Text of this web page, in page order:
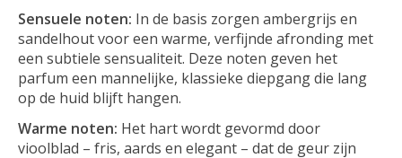
Sensuele noten: In de basis zorgen ambergrijs en
sandelhout voor een warme, verfijnde afronding met
een subtiele sensualiteit. Deze noten geven het
parfum een mannelijke, klassieke diepgang die lang
op de huid blijft hangen.
Warme noten: Het hart wordt gevormd door
vioolblad – fris, aards en elegant – dat de geur zijn